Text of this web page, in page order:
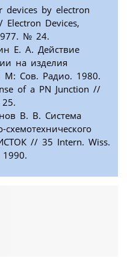
by electron
Devices,
№ 24.
Е. А. Действие
на изделия
М: Сов. Радио. 1980.
of a PN Junction //
В. В. Система
// 35 Intern. Wiss.
1990.